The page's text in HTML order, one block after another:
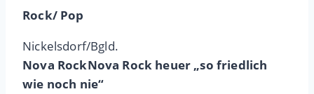
Rock/ Pop
Nickelsdorf/Bgld.
Nova RockNova Rock heuer „so friedlich
wie noch nie“